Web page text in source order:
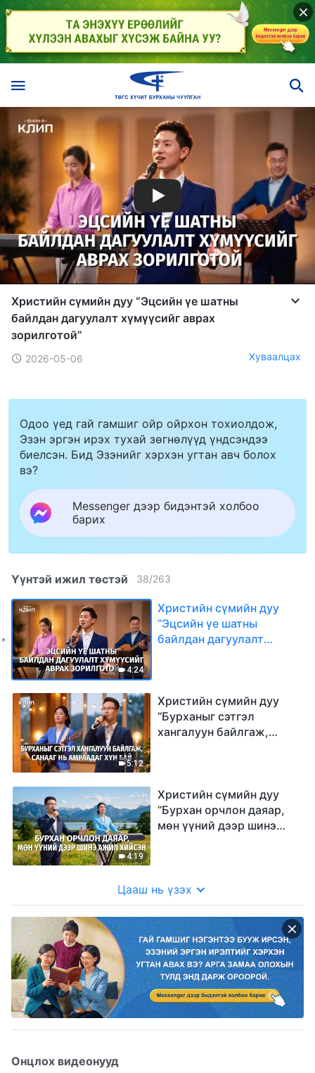
Христийн сүмийн дуу “Эцсийн үе шатны
байлдан дагуулалт хүмүүсийг аврах
зорилготой”
2026-05-06 Хуваалцах
Одоо үед гай гамшиг ойр ойрхон тохиолдож,
Эзэн эргэн ирэх тухай зөгнөлүүд үндсэндээ
биелсэн. Бид Эзэнийг хэрхэн угтан авч болох
вэ?
Messenger дээр бидэнтэй холбоо
барих
Үүнтэй ижил төстэй 38/263
4:24
Христийн сүмийн дуу
“Эцсийн үе шатны
байлдан дагуулалт
5:12
Христийн сүмийн дуу
“Бурханыг сэтгэл
хангалуун байлгаж,
4:19
Христийн сүмийн дуу
“Бурхан орчлон даяар,
мөн үүний дээр шинэ
Цааш нь үзэх
Онцлох видеонууд